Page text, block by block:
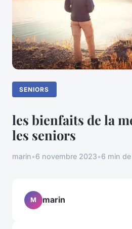
SENIORS
les bienfaits de la
les seniors
marin•6 novembre 2023•6 min
M marin